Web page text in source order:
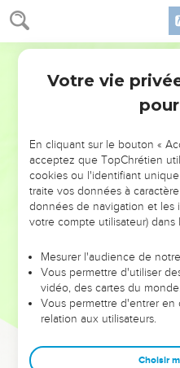
NE MANQUEZ
DE
ET SI LEURS ERREURS
leur foi ou leur vision. Mais on
et les saisons difficiles qu'ils
sont elles qui
Dans cette conférence,
clés pour avancer avec plus
Votre vie
En cliquant sur le bouton «
acceptez que TopChrétien
cookies ou l'identifiant
traite vos données à
données de navigation et les
votre compte utilisateur) dans
Mesurer l'audience de
Vous permettre d'utiliser
vidéo, des cartes du
Vous permettre d'entrer
relation aux utilisateurs.
Choisir